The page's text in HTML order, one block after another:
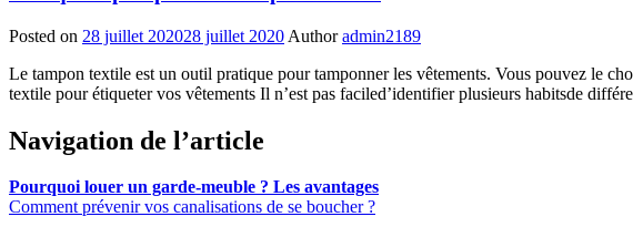
Posted on 28 juillet 202028 juillet 2020 Author admin2189
Le tampon textile est un outil pratique pour tamponner les vêtements. Vous pouvez le
textile pour étiqueter vos vêtements Il n’est pas faciled’identifier plusieurs habitsde
Navigation de l’article
Pourquoi louer un garde-meuble ? Les avantages
Comment prévenir vos canalisations de se boucher ?